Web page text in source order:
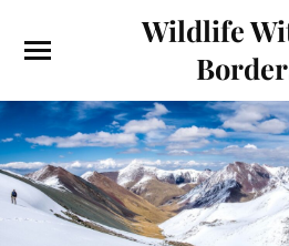
Wildlife